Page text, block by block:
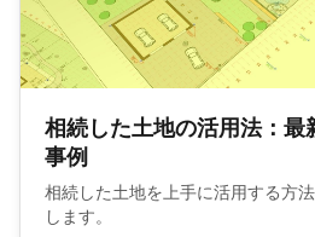
相続した土地の活用法：最
事例
相続した土地を上手に活用する方
します。